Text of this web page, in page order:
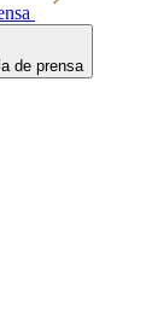
de prensa